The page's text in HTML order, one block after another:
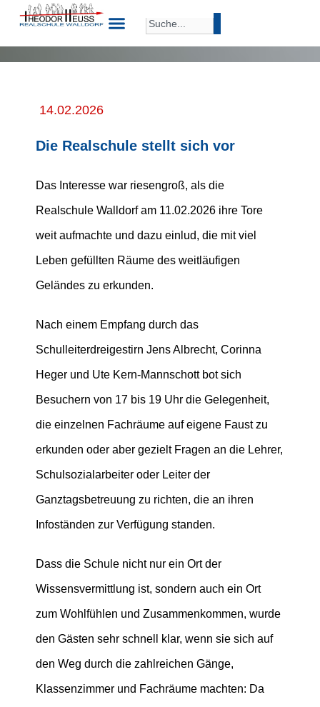
14.02.2026
Die Realschule stellt sich vor
Das Interesse war riesengroß, als die
Realschule Walldorf am 11.02.2026 ihre Tore
weit aufmachte und dazu einlud, die mit viel
Leben gefüllten Räume des weitläufigen
Geländes zu erkunden.
Nach einem Empfang durch das
Schulleiterdreigestirn Jens Albrecht, Corinna
Heger und Ute Kern-Mannschott bot sich
Besuchern von 17 bis 19 Uhr die Gelegenheit,
die einzelnen Fachräume auf eigene Faust zu
erkunden oder aber gezielt Fragen an die Lehrer,
Schulsozialarbeiter oder Leiter der
Ganztagsbetreuung zu richten, die an ihren
Infoständen zur Verfügung standen.
Dass die Schule nicht nur ein Ort der
Wissensvermittlung ist, sondern auch ein Ort
zum Wohlfühlen und Zusammenkommen, wurde
den Gästen sehr schnell klar, wenn sie sich auf
den Weg durch die zahlreichen Gänge,
Klassenzimmer und Fachräume machten: Da